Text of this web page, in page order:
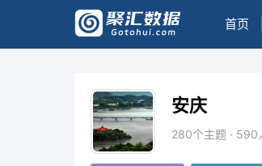
首页
安庆
280个主题 · 590